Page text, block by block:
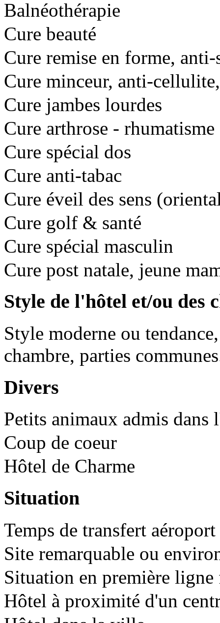
Balnéothérapie
Cure beauté
Cure remise en forme, anti-
Cure minceur, anti-
Cure jambes lourdes
Cure arthrose - rhumatisme
Cure spécial dos
Cure anti-tabac
Cure éveil des sens
Cure golf & santé
Cure spécial masculin
Cure post natale, jeune
Style de l'hôtel et/ou des
Style moderne ou
chambre, parties
Divers
Petits animaux admis dans
Coup de coeur
Hôtel de Charme
Situation
Temps de transfert
Site remarquable ou
Situation en première ligne
Hôtel à proximité d'un